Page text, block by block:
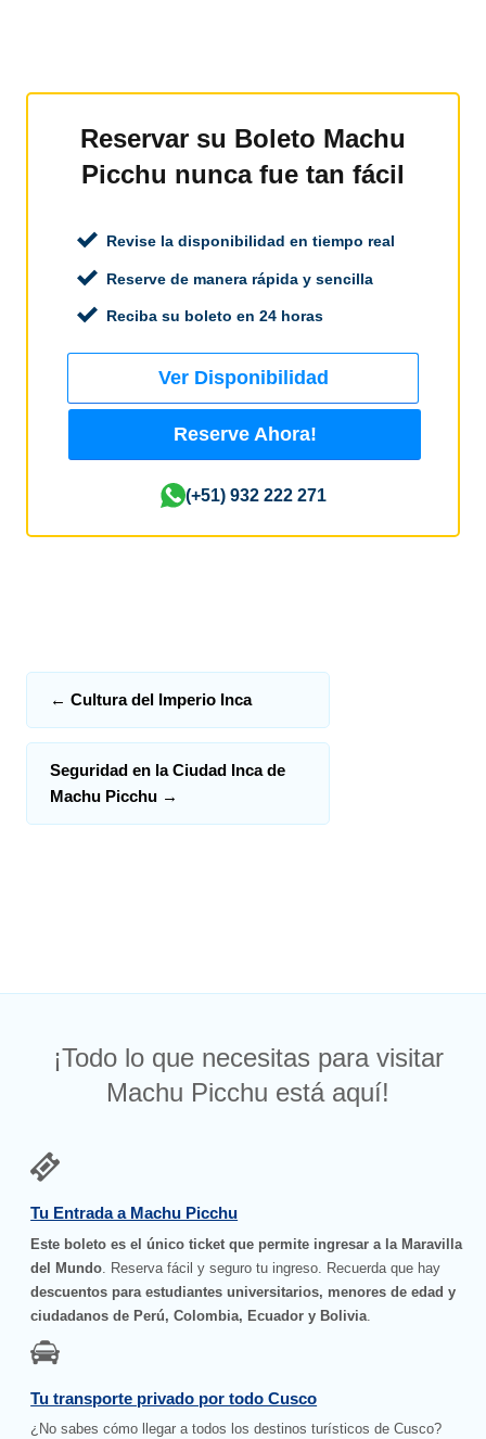
Reservar su Boleto Machu
Picchu nunca fue tan fácil
Revise la disponibilidad en tiempo real
Reserve de manera rápida y sencilla
Reciba su boleto en 24 horas
Ver Disponibilidad
Reserve Ahora!
(+51) 932 222 271
← Cultura del Imperio Inca
Seguridad en la Ciudad Inca de
Machu Picchu →
¡Todo lo que necesitas para visitar
Machu Picchu está aquí!
Tu Entrada a Machu Picchu
Este boleto es el único ticket que permite ingresar a la Maravilla
del Mundo . Reserva fácil y seguro tu ingreso. Recuerda que hay
descuentos para estudiantes universitarios, menores de edad y
ciudadanos de Perú, Colombia, Ecuador y Bolivia
Tu transporte privado por todo Cusco
¿No sabes cómo llegar a todos los destinos turísticos de Cusco?